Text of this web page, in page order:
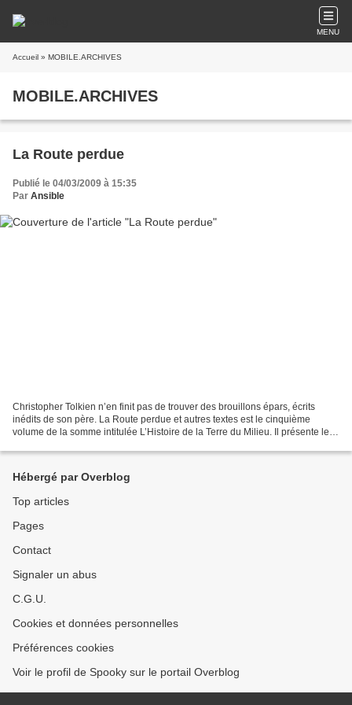
MENU
Accueil » MOBILE.ARCHIVES
MOBILE.ARCHIVES
La Route perdue
Publié le 04/03/2009 à 15:35
Par Ansible
Christopher Tolkien n’en finit pas de trouver des brouillons épars, écrits
inédits de son père. La Route perdue et autres textes est le cinquième
volume de la somme intitulée L’Histoire de la Terre du Milieu. Il présente le
Hébergé par Overblog
Top articles
Pages
Contact
Signaler un abus
C.G.U.
Cookies et données personnelles
Préférences cookies
Voir le profil de Spooky sur le portail Overblog